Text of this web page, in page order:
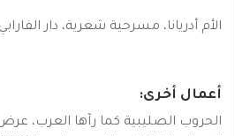
الأم أدريانا، مسرحية شعرية، دار الفارابي،
أعمال أخرى:
الحروب الصليبية كما رآها العرب، عرض